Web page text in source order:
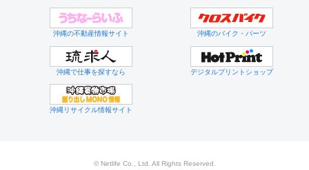
沖縄の不動産情報サイト 沖縄のバイク・パーツ
沖縄で仕事を探すなら デジタルプリントショップ
沖縄リサイクル情報サイト
© Netlife Co., Ltd. All Rights Reserved.